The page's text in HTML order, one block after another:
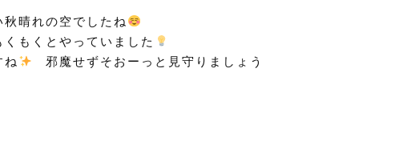
晴れの空でしたね
もくとやっていました
ね
邪魔せずそおーっと見守りましょう